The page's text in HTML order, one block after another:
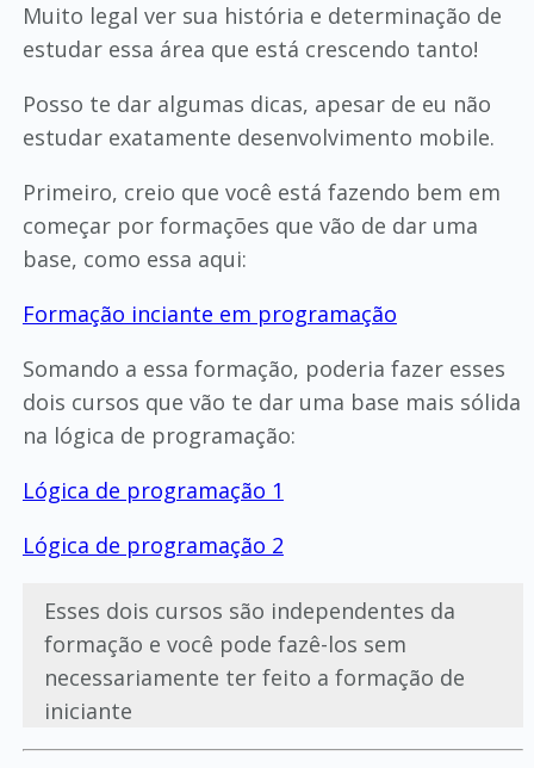
Muito legal ver sua história e determinação de
estudar essa área que está crescendo tanto!
Posso te dar algumas dicas, apesar de eu não
estudar exatamente desenvolvimento mobile.
Primeiro, creio que você está fazendo bem em
começar por formações que vão de dar uma
base, como essa aqui:
Formação inciante em programação
Somando a essa formação, poderia fazer esses
dois cursos que vão te dar uma base mais sólida
na lógica de programação:
Lógica de programação 1
Lógica de programação 2
Esses dois cursos são independentes da
formação e você pode fazê-los sem
necessariamente ter feito a formação de
iniciante